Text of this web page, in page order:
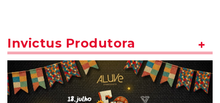
Invictus Produtora